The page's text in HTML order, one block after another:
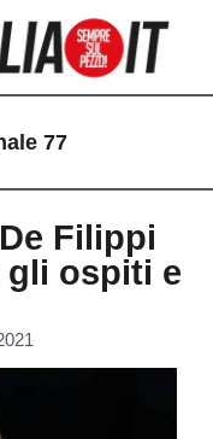
77
Filippi
gli ospiti e